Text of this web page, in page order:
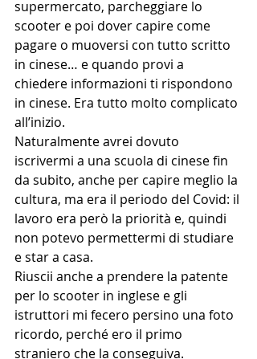
supermercato, parcheggiare lo
scooter e poi dover capire come
pagare o muoversi con tutto scritto
in cinese… e quando provi a
chiedere informazioni ti rispondono
in cinese. Era tutto molto complicato
all’inizio.
Naturalmente avrei dovuto
iscrivermi a una scuola di cinese fin
da subito, anche per capire meglio la
cultura, ma era il periodo del Covid: il
lavoro era però la priorità e, quindi
non potevo permettermi di studiare
e star a casa.
Riuscii anche a prendere la patente
per lo scooter in inglese e gli
istruttori mi fecero persino una foto
ricordo, perché ero il primo
straniero che la conseguiva.